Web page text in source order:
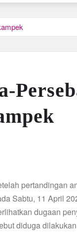
pertandingan
Sabtu, 11 April
dugaan
diduga